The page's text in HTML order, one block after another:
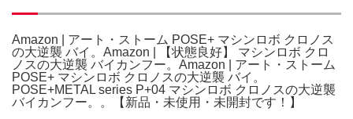
Amazon | アート・ストーム POSE+ マシンロボ クロノス
の大逆襲 バイ。Amazon | 【状態良好】 マシンロボ クロ
ノスの大逆襲 バイカンフー。Amazon | アート・ストーム
POSE+ マシンロボ クロノスの大逆襲 バイ。
POSE+METAL series P+04 マシンロボ クロノスの大逆襲
バイカンフー。。【新品・未使用・未開封です！】